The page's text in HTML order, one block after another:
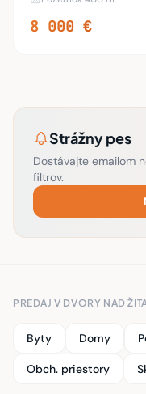
8 000 €
Strážny pes
Dostávajte emailom
filtrov.
PREDAJ V DVORY NAD
Byty Domy
Obch. priestory